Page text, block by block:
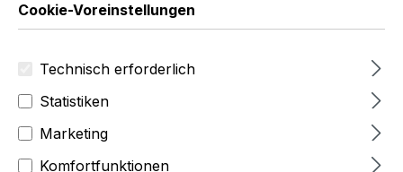
Cookie-Voreinstellungen
Technisch erforderlich
Statistiken
Marketing
Komfortfunktionen